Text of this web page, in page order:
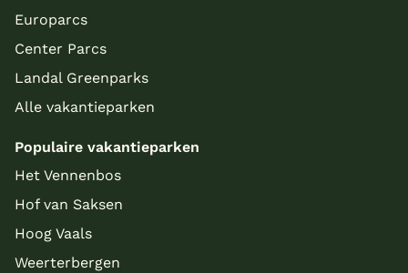
Europarcs
Center Parcs
Landal Greenparks
Alle vakantieparken
Populaire vakantieparken
Het Vennenbos
Hof van Saksen
Hoog Vaals
Weerterbergen